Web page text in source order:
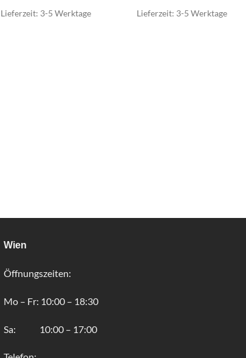
Lieferzeit: 3-5 Werktage
Lieferzeit: 3-5 Werktage
Wien
Öffnungszeiten:
Mo – Fr: 10:00 – 18:30
Sa: 10:00 – 17:00